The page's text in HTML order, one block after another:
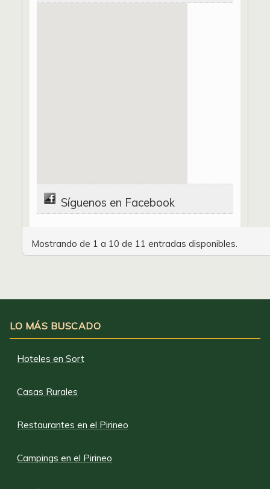
Síguenos en Facebook
Mostrando de 1 a 10 de 11 entradas disponibles.
LO MÁS BUSCADO
Hoteles en Sort
Casas Rurales
Restaurantes en el Pirineo
Campings en el Pirineo